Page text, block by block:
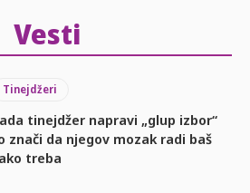
Vesti
Tinejdžeri
tinejdžer napravi „glup izbor“
znači da njegov mozak radi baš
treba